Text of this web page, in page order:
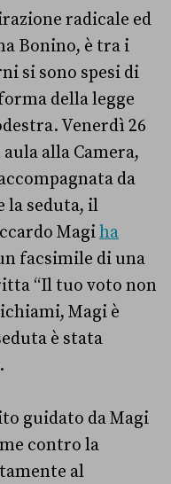
radicale ed
Bonino, è tra i
si sono spesi di
della legge
Venerdì 26
alla Camera,
da
la seduta, il
Magiha
facsimile di una
“Il tuo voto non
Magi è
è stata
guidato da Magi
contro la
al